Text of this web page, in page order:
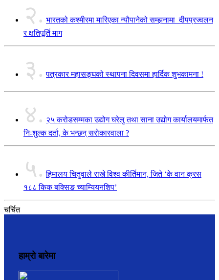
२. भारतको कश्मीरमा मारिएका न्यौपानेको सम्झनामा दीपप्रज्वलन
र क्षतिपूर्ति माग
३. पत्रकार महासङ्घको स्थापना दिवसमा हार्दिक शुभकामना !
४. २५ करोडसम्मका उद्योग घरेलु तथा साना उद्योग कार्यालयमार्फत
निःशुल्क दर्ता, के भन्छन् सरोकारवाला ?
५. हिमालय चितुवाले राखे विश्व कीर्तिमान, जिते ‘के वान क्रस
१८८ किक बक्सिङ च्याम्यियनशिप’
चर्चित
हाम्रो बारेमा